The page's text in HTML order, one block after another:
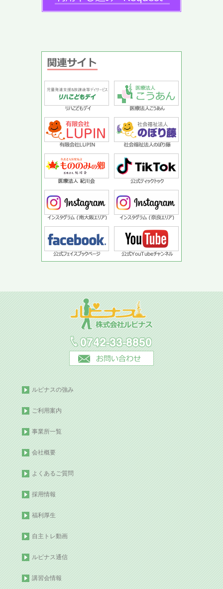
ルピナスの強み
ご利用案内
事業所一覧
会社概要
よくあるご質問
採用情報
福利厚生
自主トレ動画
ルピナス通信
講習会情報